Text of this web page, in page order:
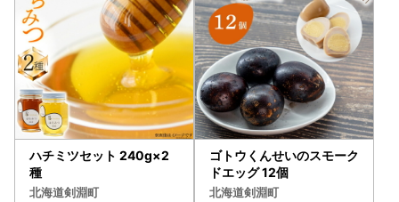
ハチミツセット 240g×2
種
北海道剣淵町
ゴトウくんせいのスモーク
ドエッグ 12個
北海道剣淵町